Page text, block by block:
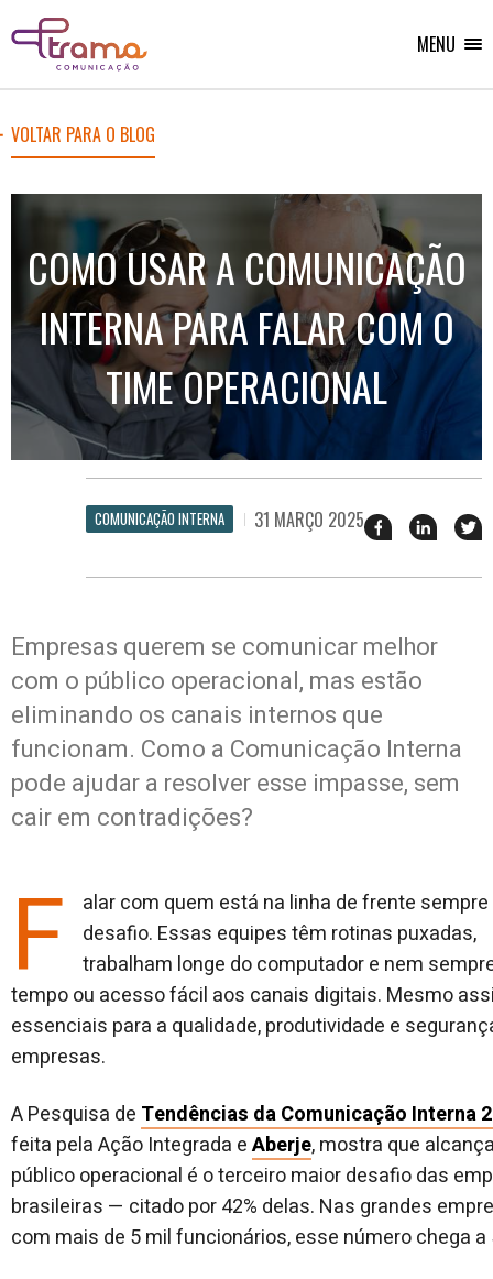
para
site
para
conteúdo
site
MENU
VOLTAR PARA O BLOG
COMO USAR A COMUNICAÇÃO
INTERNA PARA FALAR COM O
TIME OPERACIONAL
COMUNICAÇÃO INTERNA 31 MARÇO 2025 Compartilhar
esse
no
esse
no
Empresas querem se comunicar melhor
com o público operacional, mas estão
eliminando os canais internos que
funcionam. Como a Comunicação Interna
pode ajudar a resolver esse impasse, sem
cair em contradições?
F
alar com quem está na linha de frente
desafio. Essas equipes têm rotinas puxadas,
trabalham longe do computador e nem
tempo ou acesso fácil aos canais digitais. Mesmo
essenciais para a qualidade, produtividade e
empresas.
A Pesquisa de Tendências da Comunicação Interna
feita pela Ação Integrada eAberje, mostra que
público operacional é o terceiro maior desafio das
brasileiras — citado por 42% delas. Nas grandes
com mais de 5 mil funcionários, esse número chega a